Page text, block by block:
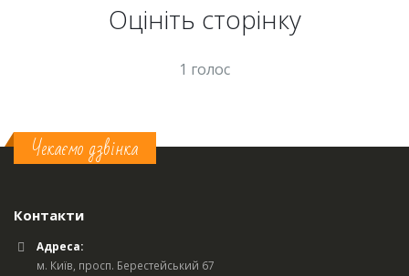
Оцініть cторінку
1 голос
Чекаємо дзвінка
Контакти
Адреса:
м. Київ, просп. Берестейський 67